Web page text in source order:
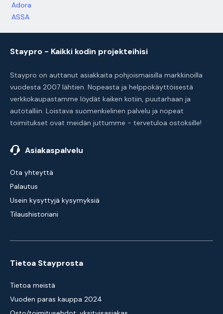
Adora
ASSA
Staypro - Kaikki kodin projekteihisi
Staypro on auttanut asiakkaita pohjoismaisilla markkinoilla
vuodesta 2007 lähtien. Nopeasta ja helppokäyttöisestä
verkkokaupastamme löydät kaiken kotiin, puutarhaan ja
autotalliin. Loistava suomenkielinen palvelu ja nopeat
toimitukset ovat meidän juttumme - tervetuloa ostoksille!
Asiakaspalvelu
Ota yhteyttä
Palautus
Usein kysyttyjä kysymyksiä
Tilaushistoriani
Tietoa Stayprosta
Tietoa meistä
Vuoden paras kauppa 2024